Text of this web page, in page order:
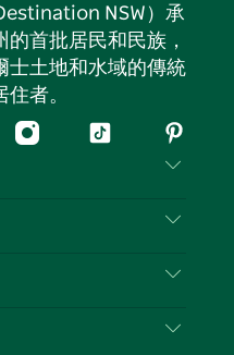
NSW）承
首批居民和民族，
士土地和水域的傳統
者。
Instagram
抖